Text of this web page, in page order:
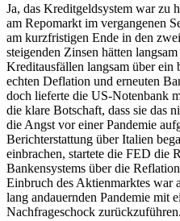
Ja, das Kreditgeldsystem war zu
am Repomarkt im vergangenen
am kurzfristigen Ende in den
steigenden Zinsen hätten
Kreditausfällen langsam über ein
echten Deflation und erneuten
doch lieferte die US-Notenbank
die klare Botschaft, dass sie das
die Angst vor einer Pandemie
Berichterstattung über Italien
einbrachen, startete die FED die
Bankensystems über die
Einbruch des Aktienmarktes war
lang andauernden Pandemie mit
Nachfrageschock